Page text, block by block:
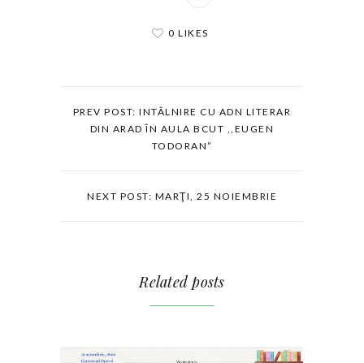
0 LIKES
PREV POST: INTÂLNIRE CU ADN LITERAR
DIN ARAD ÎN AULA BCUT ,,EUGEN
TODORAN”
NEXT POST: MARŢI, 25 NOIEMBRIE
Related posts